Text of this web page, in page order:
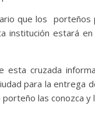
que los porteños
institución estará
cruzada
para la entrega
las conozca y